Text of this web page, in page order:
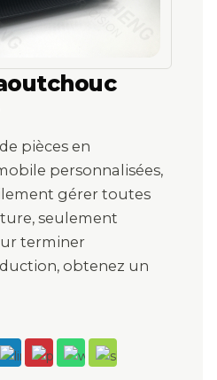
pièces en
personnalisées,
gérer toutes
seulement
terminer
obtenez un